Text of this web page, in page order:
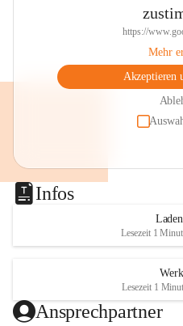
https://
Mehr
Akzeptieren
Infos
Lesezeit 1
Lesezeit 1
Ansprechpartner